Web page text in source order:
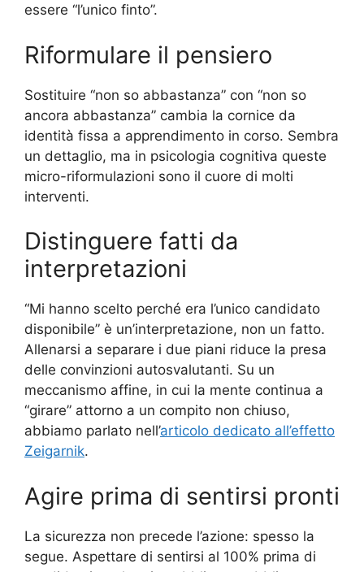
essere “l’unico finto”.
Riformulare il pensiero
Sostituire “non so abbastanza” con “non so
ancora abbastanza” cambia la cornice da
identità fissa a apprendimento in corso. Sembra
un dettaglio, ma in psicologia cognitiva queste
micro-riformulazioni sono il cuore di molti
interventi.
Distinguere fatti da
interpretazioni
“Mi hanno scelto perché era l’unico candidato
disponibile” è un’interpretazione, non un fatto.
Allenarsi a separare i due piani riduce la presa
delle convinzioni autosvalutanti. Su un
meccanismo affine, in cui la mente continua a
“girare” attorno a un compito non chiuso,
abbiamo parlato nell’articolo dedicato all’effetto
Zeigarnik.
Agire prima di sentirsi pronti
La sicurezza non precede l’azione: spesso la
segue. Aspettare di sentirsi al 100% prima di